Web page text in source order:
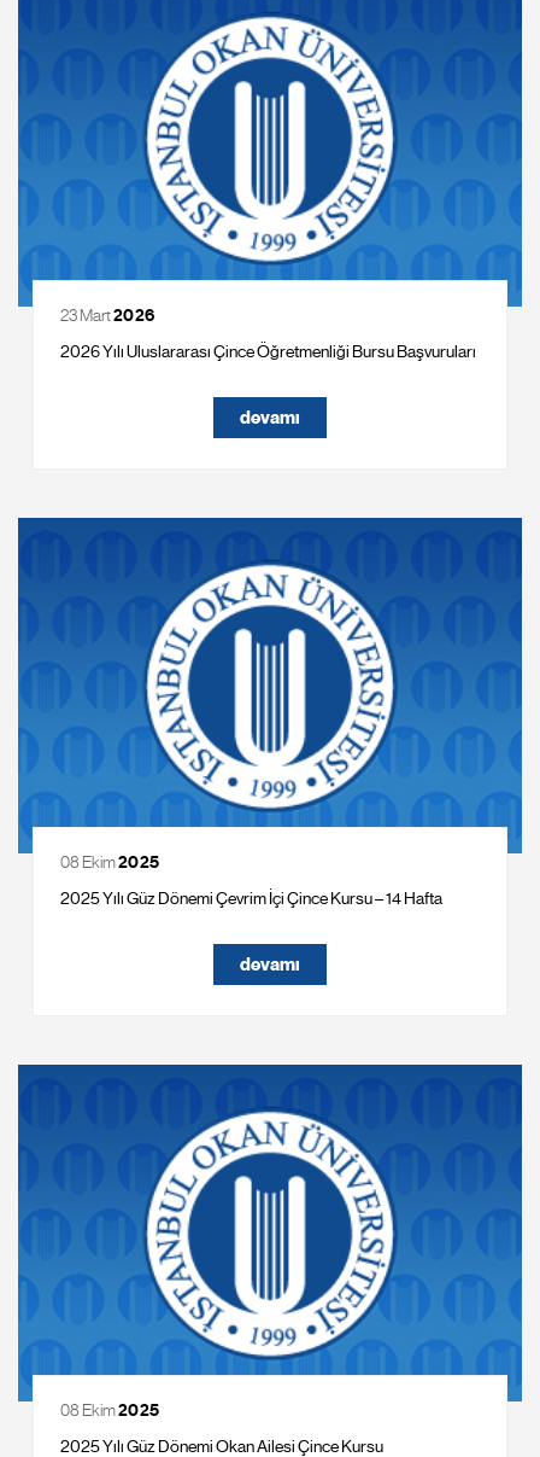
23 Mart2026
2026 Yılı Uluslararası Çince Öğretmenliği Bursu Başvuruları
devamı
08 Ekim2025
2025 Yılı Güz Dönemi Çevrim İçi Çince Kursu – 14 Hafta
devamı
08 Ekim2025
2025 Yılı Güz Dönemi Okan Ailesi Çince Kursu